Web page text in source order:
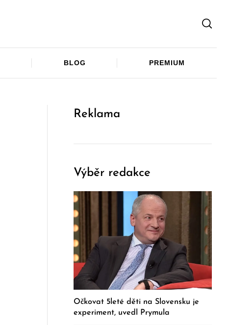
BLOG PREMIUM
Reklama
Výběr redakce
Očkovat 5leté děti na Slovensku je
experiment, uvedl Prymula